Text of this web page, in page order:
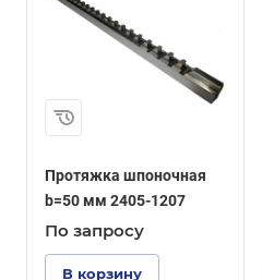
Протяжка шпоночная
b=50 мм 2405-1207
По запросу
В корзину